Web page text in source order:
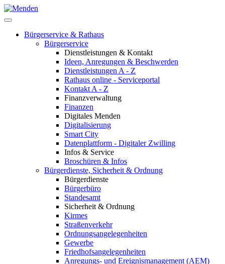
Bürgerservice & Rathaus
Bürgerservice
Dienstleistungen & Kontakt
Ideen, Anregungen & Beschwerden
Dienstleistungen A - Z
Rathaus online - Serviceportal
Kontakt A - Z
Finanzverwaltung
Finanzen
Digitales Menden
Digitalisierung
Smart City
Datenplattform - Digitaler Zwilling
Infos & Service
Broschüren & Infos
Bürgerdienste, Sicherheit & Ordnung
Bürgerdienste
Bürgerbüro
Standesamt
Sicherheit & Ordnung
Kirmes
Straßenverkehr
Ordnungsangelegenheiten
Gewerbe
Friedhofsangelegenheiten
Anregungs- und Ereignismanagement (AEM)